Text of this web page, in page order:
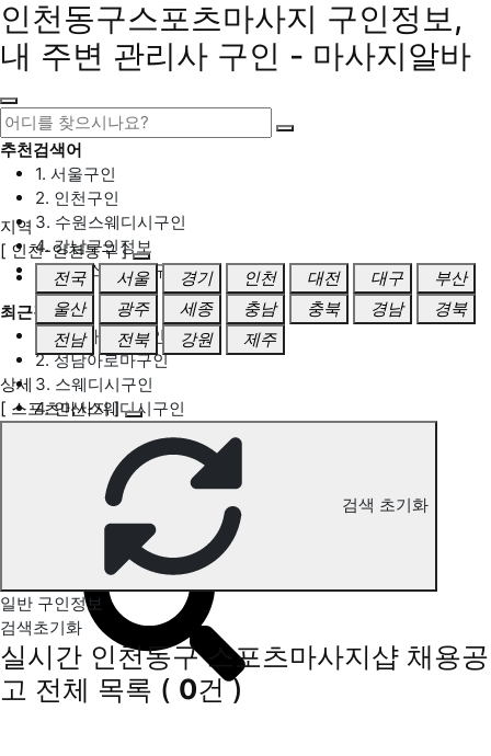
인천동구스포츠마사지 구인정보,
내 주변 관리사 구인 - 마사지알바
추천검색어
1. 서울구인
2. 인천구인
3. 수원스웨디시구인
4. 강남구인정보
5. 동탄스웨디시구인
최근검색어
1. 일산마사지구인
2. 성남아로마구인
3. 스웨디시구인
4. 안산스웨디시구인
인천동구 스포츠마사지 구인정보
지역
[ 인천-인천동구 ]
전국
서울 경기 인천 대전 대구
부산
울산
광주 세종 충남 충북 경남
경북
전남
전북 강원 제주
상세
[ 스포츠마사지 ]
검색 초기화
일반 구인정보
검색초기화
실시간 인천동구 스포츠마사지샵 채용공
고 전체 목록 ( 0건 )